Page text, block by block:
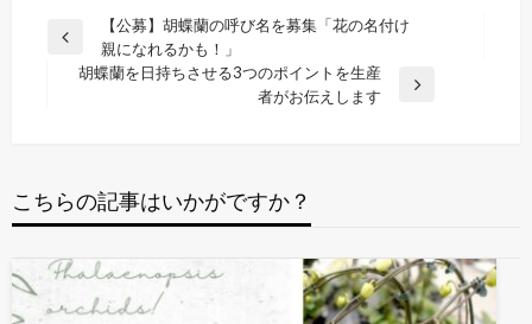
投
ー
シ
ョ
【公募】胡蝶蘭の呼び名を募集「花の名付け
親になれるかも！」
胡蝶蘭を日持ちさせる3つのポイントを生産
者がお伝えします
こちらの記事はいかがですか？